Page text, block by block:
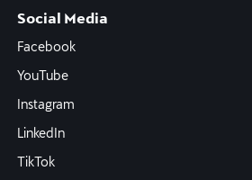
Social Media
Facebook
YouTube
Instagram
LinkedIn
TikTok